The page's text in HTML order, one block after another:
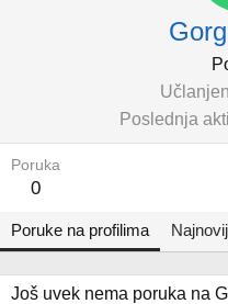
Učlanjen
Poslednja
Poruka
0
Poruke na profilima
Još uvek nema poruka na